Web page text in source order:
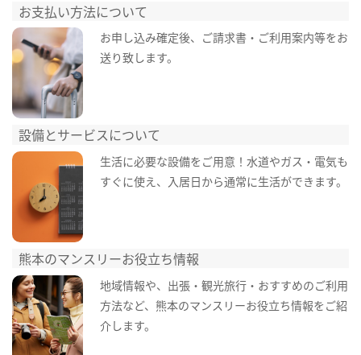
お支払い方法について
お申し込み確定後、ご請求書・ご利用案内等をお
送り致します。
設備とサービスについて
生活に必要な設備をご用意！水道やガス・電気も
すぐに使え、入居日から通常に生活ができます。
熊本のマンスリーお役立ち情報
地域情報や、出張・観光旅行・おすすめのご利用
方法など、熊本のマンスリーお役立ち情報をご紹
介します。